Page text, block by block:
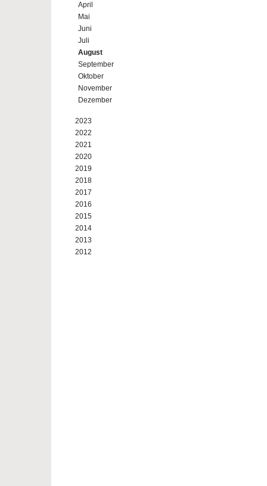
April
Mai
Juni
Juli
August
September
Oktober
November
Dezember
2023
2022
2021
2020
2019
2018
2017
2016
2015
2014
2013
2012